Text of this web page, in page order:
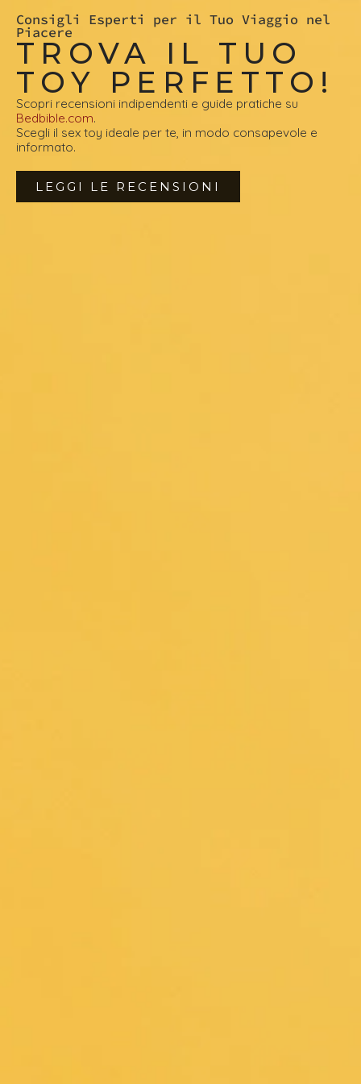
Consigli Esperti per il Tuo Viaggio nel
Piacere
TROVA IL TUO
TOY PERFETTO!
Scopri recensioni indipendenti e guide pratiche su
Bedbible.com.
Scegli il sex toy ideale per te, in modo consapevole e
informato.
LEGGI LE RECENSIONI